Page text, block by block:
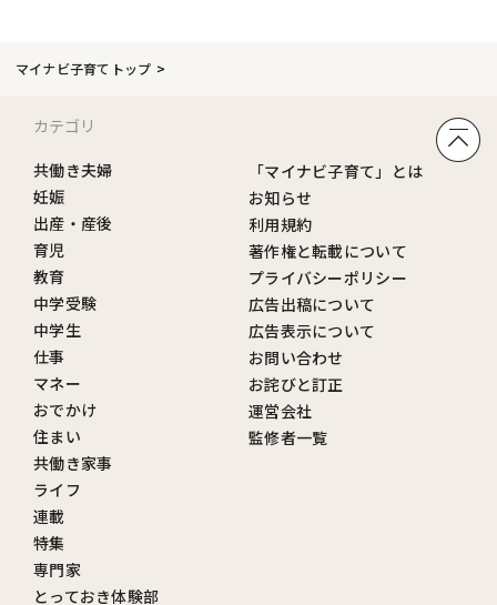
マイナビ子育てトップ
カテゴリ
共働き夫婦
妊娠
出産・産後
育児
教育
中学受験
中学生
仕事
マネー
おでかけ
住まい
共働き家事
ライフ
連載
特集
専門家
とっておき体験部
「マイナビ子育て」とは
お知らせ
利用規約
著作権と転載について
プライバシーポリシー
広告出稿について
広告表示について
お問い合わせ
お詫びと訂正
運営会社
監修者一覧